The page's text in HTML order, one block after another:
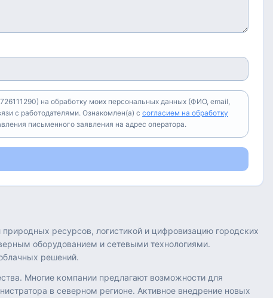
на обработку моих персональных данных (ФИО, email,
с работодателями. Ознакомлен(а) с согласием на обработку
письменного заявления на адрес оператора.
ресурсов, логистикой и цифровизацию городских
оборудованием и сетевыми технологиями.
решений.
Многие компании предлагают возможности для
в северном регионе. Активное внедрение новых